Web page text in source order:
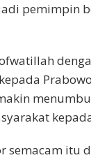
pemimpin
semacam itu